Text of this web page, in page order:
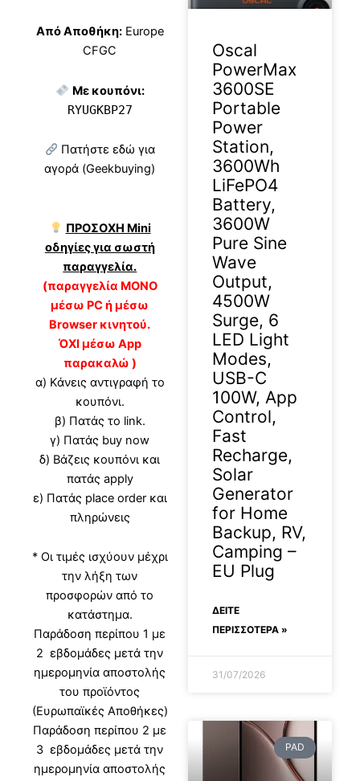
Από Αποθήκη:Europe
CFGC
Με κουπόνι:
RYUGKBP27
Πατήστε εδώ για
αγορά (Geekbuying)
ΠΡΟΣΟΧΗ Mini
οδηγίες για σωστή
παραγγελία.
(παραγγελία ΜΟΝΟ
μέσω PC ή μέσω
Browser κινητού.
ΌΧΙ μέσω App
παρακαλώ )
α) Κάνεις αντιγραφή το
κουπόνι.
β) Πατάς το link.
γ) Πατάς buy now
δ) Βάζεις κουπόνι και
πατάς apply
ε) Πατάς place order και
πληρώνεις
* Οι τιμές ισχύουν μέχρι
την λήξη των
προσφορών από το
κατάστημα.
Παράδοση περίπου 1 με
2 εβδομάδες μετά την
ημερομηνία αποστολής
του προϊόντος
(Ευρωπαϊκές Αποθήκες)
Παράδοση περίπου 2 με
3 εβδομάδες μετά την
ημερομηνία αποστολής
Oscal
PowerMax
3600SE
Portable
Power
Station,
3600Wh
LiFePO4
Battery,
3600W
Pure Sine
Wave
Output,
4500W
Surge, 6
LED Light
Modes,
USB-C
100W, App
Control,
Fast
Recharge,
Solar
Generator
for Home
Backup, RV,
Camping –
EU Plug
ΔΕΊΤΕ
ΠΕΡΙΣΣΟΤΕΡΑ »
31/07/2026
PAD